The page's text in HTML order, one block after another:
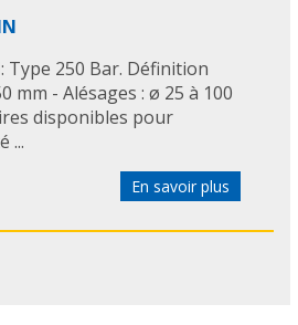
Type 250 Bar. Définition
mm - Alésages : ø 25 à 100
disponibles pour
...
En savoir plus